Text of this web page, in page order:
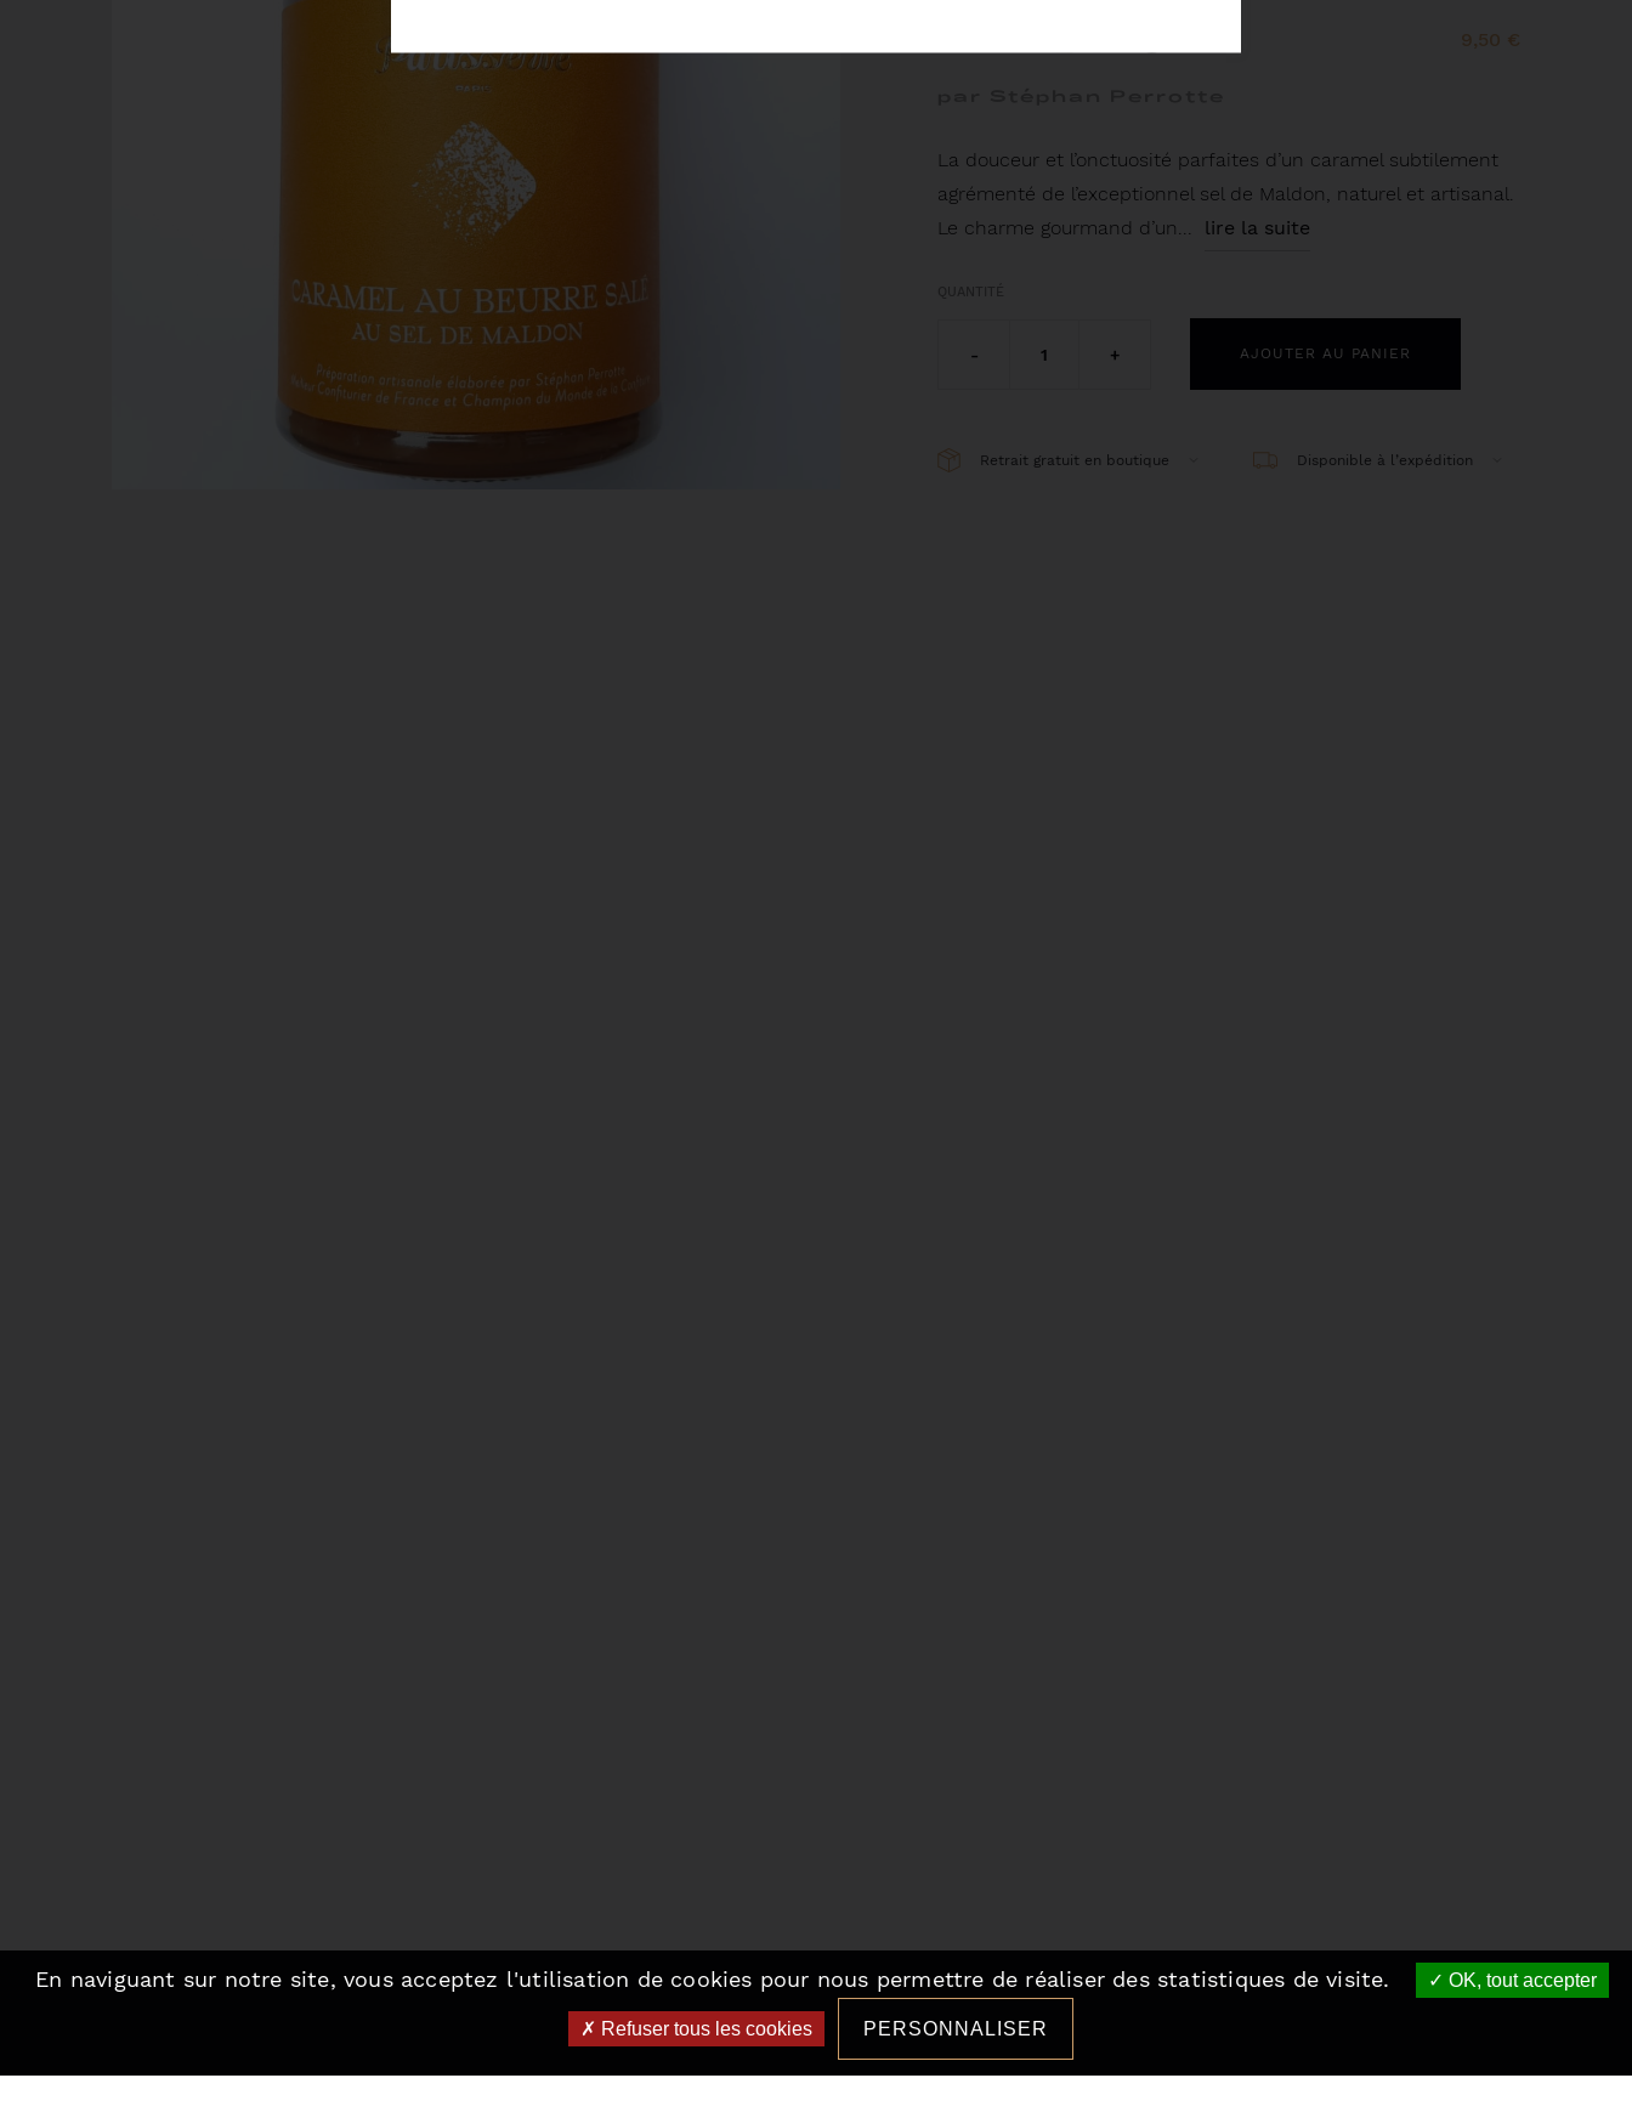
9,50 €
La douceur et l’onctuosité parfaites d’un caramel subtilement
agrémenté de l’exceptionnel sel de Maldon, naturel et artisanal.
Le charme gourmand d’un... lire la suite
- 1 + AJOUTER AU PANIER
Retrait gratuit en boutique Disponible à l’expédition
En naviguant sur notre site, vous acceptez l'utilisation de cookies pour nous permettre de réaliser des statistiques de visite. OK, tout accepter
Refuser tous les cookies PERSONNALISER